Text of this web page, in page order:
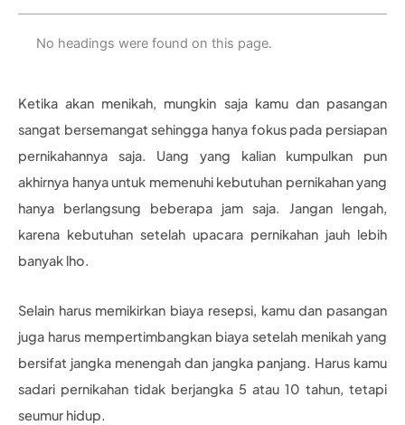
No headings were found on this page.
Ketika akan menikah, mungkin saja kamu dan pasangan
sangat bersemangat sehingga hanya fokus pada persiapan
pernikahannya saja. Uang yang kalian kumpulkan pun
akhirnya hanya untuk memenuhi kebutuhan pernikahan yang
hanya berlangsung beberapa jam saja. Jangan lengah,
karena kebutuhan setelah upacara pernikahan jauh lebih
banyak lho.
Selain harus memikirkan biaya resepsi, kamu dan pasangan
juga harus mempertimbangkan biaya setelah menikah yang
bersifat jangka menengah dan jangka panjang. Harus kamu
sadari pernikahan tidak berjangka 5 atau 10 tahun, tetapi
seumur hidup.